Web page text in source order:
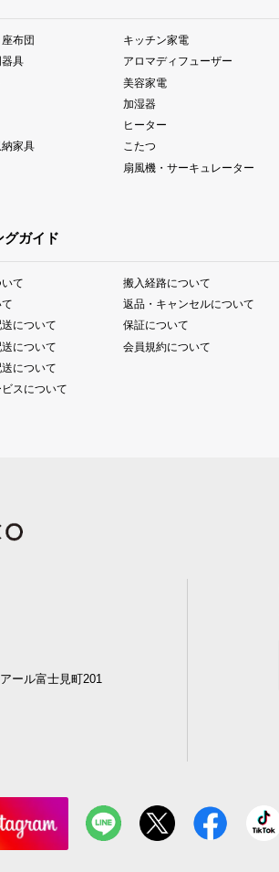
布団
具
家具
キッチン家電
アロマディフューザー
美容家電
加湿器
ヒーター
こたつ
扇風機・サーキュレーター
グガイド
て
について
について
について
スについて
搬入経路について
返品・キャンセルについて
保証について
会員規約について
ール富士見町201